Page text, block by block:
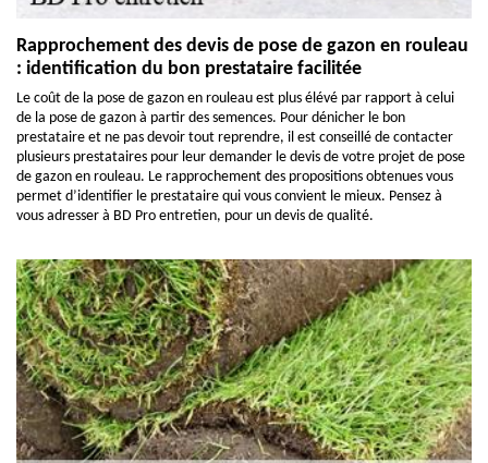
Rapprochement des devis de pose de gazon en rouleau
: identification du bon prestataire facilitée
Le coût de la pose de gazon en rouleau est plus élévé par rapport à celui
de la pose de gazon à partir des semences. Pour dénicher le bon
prestataire et ne pas devoir tout reprendre, il est conseillé de contacter
plusieurs prestataires pour leur demander le devis de votre projet de pose
de gazon en rouleau. Le rapprochement des propositions obtenues vous
permet d’identifier le prestataire qui vous convient le mieux. Pensez à
vous adresser à BD Pro entretien, pour un devis de qualité.